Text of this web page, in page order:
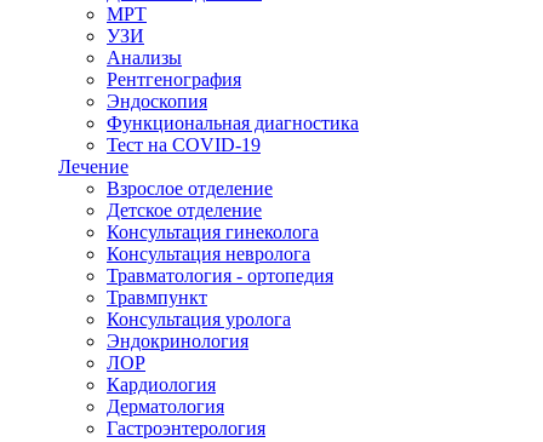
МРТ
УЗИ
Анализы
Рентгенография
Эндоскопия
Функциональная диагностика
Тест на COVID-19
Лечение
Взрослое отделение
Детское отделение
Консультация гинеколога
Консультация невролога
Травматология - ортопедия
Травмпункт
Консультация уролога
Эндокринология
ЛОР
Кардиология
Дерматология
Гастроэнтерология